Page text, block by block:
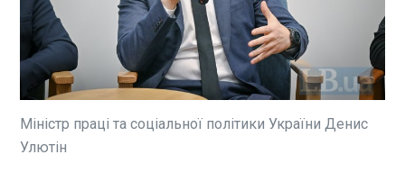
потрапили під санкції через Китай, досягла 90%.
Про це повідомляє Bloomberg, посилаючись на
ознайомлені зі статистикою джерела. Попри
заявлені програми імпортозаміщення, порівняно
з 2025 роком (80%) рівень залежності зріс.
Причиною стало посилення санкцій ЄС, що
перекрило ще наявні канали поставок із Заходу.
ЧИТАТЬ
Міністр праці та соціальної політики України Денис
Улютін